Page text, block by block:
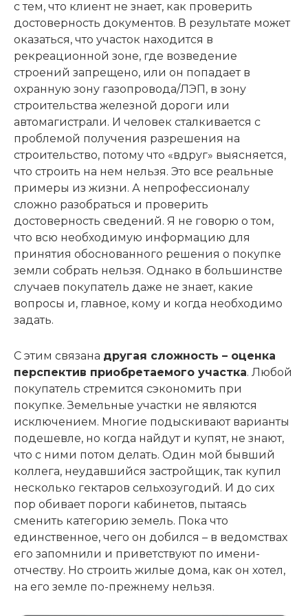
с тем, что клиент не знает, как проверить
достоверность документов. В результате может
оказаться, что участок находится в
рекреационной зоне, где возведение
строений запрещено, или он попадает в
охранную зону газопровода/ЛЭП, в зону
строительства железной дороги или
автомагистрали. И человек сталкивается с
проблемой получения разрешения на
строительство, потому что «вдруг» выясняется,
что строить на нем нельзя. Это все реальные
примеры из жизни. А непрофессионалу
сложно разобраться и проверить
достоверность сведений. Я не говорю о том,
что всю необходимую информацию для
принятия обоснованного решения о покупке
земли собрать нельзя. Однако в большинстве
случаев покупатель даже не знает, какие
вопросы и, главное, кому и когда необходимо
задать.
С этим связана другая сложность – оценка
перспектив приобретаемого участка. Любой
покупатель стремится сэкономить при
покупке. Земельные участки не являются
исключением. Многие подыскивают варианты
подешевле, но когда найдут и купят, не знают,
что с ними потом делать. Один мой бывший
коллега, неудавшийся застройщик, так купил
несколько гектаров сельхозугодий. И до сих
пор обивает пороги кабинетов, пытаясь
сменить категорию земель. Пока что
единственное, чего он добился – в ведомствах
его запомнили и приветствуют по имени-
отчеству. Но строить жилые дома, как он хотел,
на его земле по-прежнему нельзя.